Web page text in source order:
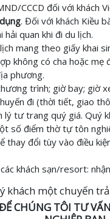
CCCD đối với khách
. Đối với khách Kiều
quan khi đi du lịch.
mang theo giấy khai
không có cha hoặc mẹ
phương.
trình; giờ bay; giờ
đi (thời tiết, giao
lý tư trang quý giá. Quý
số điểm thờ tự tôn
thay đổi tùy vào điều
khách sạn/resort:
khách một chuyến
CHÚNG TÔI TƯ